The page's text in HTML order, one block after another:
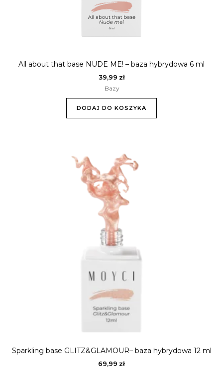
All about that base NUDE ME! – baza hybrydowa 6 ml
39,99 zł
Bazy
DODAJ DO KOSZYKA
Sparkling base GLITZ&GLAMOUR– baza hybrydowa 12 ml
69,99 zł